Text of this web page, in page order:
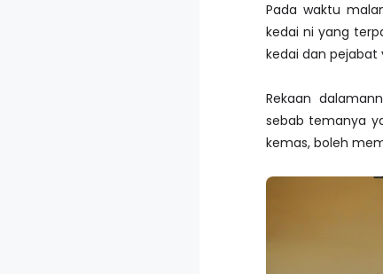
Pada waktu
kedai ni yang
kedai dan
Rekaan
sebab temanya
kemas, boleh